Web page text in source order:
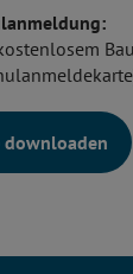
downloaden